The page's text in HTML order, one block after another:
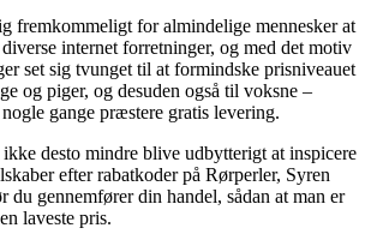
fremkommeligt for almindelige mennesker at
internet forretninger, og med det motiv
set sig tvunget til at formindske prisniveauet
og piger, og desuden også til voksne –
gange præstere gratis levering.
desto mindre blive udbytterigt at inspicere
efter rabatkoder på Rørperler, Syren
du gennemfører din handel, sådan at man er
laveste pris.